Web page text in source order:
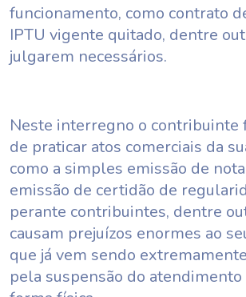
funcionamento, como contrato
IPTU vigente quitado, dentre
julgarem necessários.
Neste interregno o contribuinte
de praticar atos comerciais da
como a simples emissão de
emissão de certidão de
perante contribuintes, dentre
causam prejuízos enormes ao
que já vem sendo
pela suspensão do